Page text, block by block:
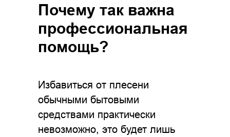
Почему так важна
профессиональная
помощь?
Избавиться от плесени
обычными бытовыми
средствами практически
невозможно, это будет лишь